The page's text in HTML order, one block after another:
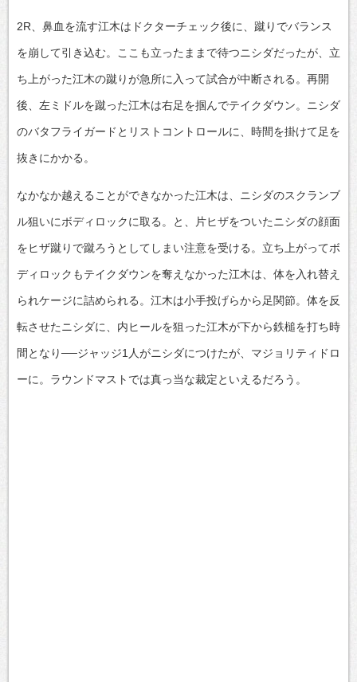
2R、鼻血を流す江木はドクターチェック後に、蹴りでバランス
を崩して引き込む。ここも立ったままで待つニシダだったが、立
ち上がった江木の蹴りが急所に入って試合が中断される。再開
後、左ミドルを蹴った江木は右足を掴んでテイクダウン。ニシダ
のバタフライガードとリストコントロールに、時間を掛けて足を
抜きにかかる。
なかなか越えることができなかった江木は、ニシダのスクランブ
ル狙いにボディロックに取る。と、片ヒザをついたニシダの顔面
をヒザ蹴りで蹴ろうとしてしまい注意を受ける。立ち上がってボ
ディロックもテイクダウンを奪えなかった江木は、体を入れ替え
られケージに詰められる。江木は小手投げらから足関節。体を反
転させたニシダに、内ヒールを狙った江木が下から鉄槌を打ち時
間となり──ジャッジ1人がニシダにつけたが、マジョリティドロ
ーに。ラウンドマストでは真っ当な裁定といえるだろう。